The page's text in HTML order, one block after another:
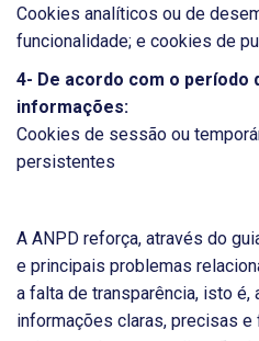
Cookies analíticos ou de
funcionalidade; e cookies de
4- De acordo com o período
informações:
Cookies de sessão ou
persistentes
A ANPD reforça, através do
e principais problemas
a falta de transparência, isto
informações claras, precisas